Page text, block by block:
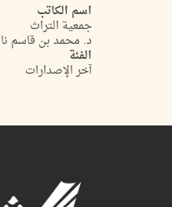
اسم الكاتب
جمعية التراث
د. محمد بن قاسم
الفئة
آخر الإصدارات